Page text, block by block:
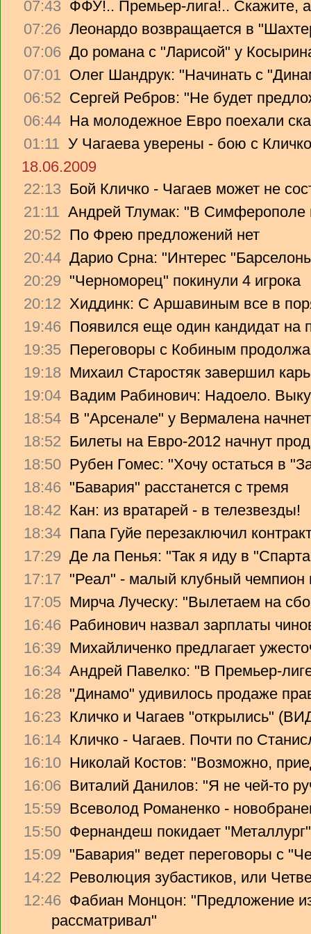
07:43 ФФУ!.. Премьер-лига!.. Скажите,
07:26 Леонардо возвращается в
07:06 До романа с "Ларисой" у
07:01 Олег Шандрук: "Начинать с
06:52 Сергей Ребров: "Не будет
06:44 На молодежное Евро поехали
01:11 У Чагаева уверены - бою с
18.06.2009
22:13 Бой Кличко - Чагаев может не
21:11 Андрей Тлумак: "В Симферополе
20:52 По Фрею предложений нет
20:44 Дарио Срна: "Интерес
20:29 "Черноморец" покинули 4 игрока
20:12 Хиддинк: С Аршавиным все в
19:46 Появился еще один кандидат на
19:35 Переговоры с Кобиным
19:18 Михаил Старостяк завершил
19:04 Вадим Рабинович: Надоело.
18:54 В "Арсенале" у Вермалена
18:52 Билеты на Евро-2012 начнут
18:50 Рубен Гомес: "Хочу остаться в
18:46 "Бавария" расстанется с тремя
18:42 Кан: из вратарей - в телезвезды!
18:34 Папа Гуйе перезаключил
17:29 Де ла Пенья: "Так я иду в
17:17 "Реал" - малый клубный чемпион
17:05 Мирча Луческу: "Вылетаем на
16:46 Рабинович назвал зарплаты
16:39 Михайличенко предлагает
16:34 Андрей Павелко: "В Премьер-
16:28 "Динамо" удивилось продаже
16:23 Кличко и Чагаев "открылись"
16:14 Кличко - Чагаев. Почти по
16:10 Николай Костов: "Возможно,
16:06 Виталий Данилов: "Я не чей-то
15:59 Всеволод Романенко -
15:50 Фернандеш покидает "Металлург"
15:09 "Бавария" ведет переговоры с
14:22 Революция зубастиков, или
12:46 Фабиан Монцон: "Предложение
рассматривал"